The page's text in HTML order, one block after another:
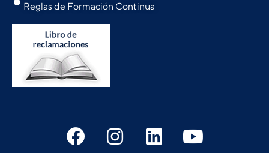
Reglas de Formación Continua